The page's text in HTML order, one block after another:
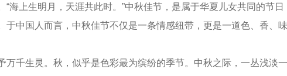
“海上生明月，天涯共此时。”中秋佳节，是属于华夏儿女共同的节
于中国人而言，中秋佳节不仅是一条情感纽带，更是一道色、香、
万千生灵。秋，似乎是色彩最为缤纷的季节。中秋之际，一丛浅淡